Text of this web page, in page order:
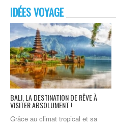
IDÉES VOYAGE
BALI, LA DESTINATION DE RÊVE À
VISITER ABSOLUMENT !
Grâce au climat tropical et sa